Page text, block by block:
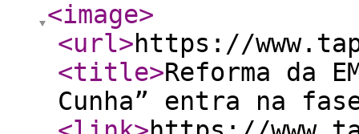
<image>
<url>https://
<title>Reforma da
Cunha” entra na